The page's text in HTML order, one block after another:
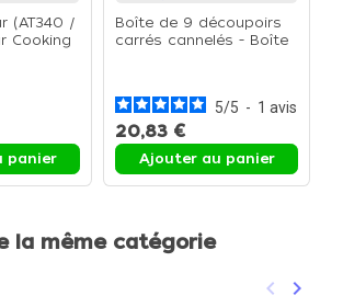
(AT340 /
Cooking
panier
Boîte de 9 découpoirs
carrés cannelés - Boîte
5/5 - 1 avis
20,83 €
Ajouter au panier
la même catégorie
Précédent
keyboard_arrow_left keyboard_arrow_right